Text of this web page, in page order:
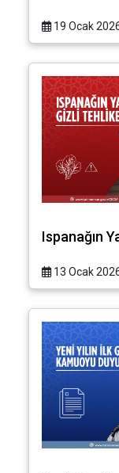
19 Ocak
Ispanağın
13 Ocak